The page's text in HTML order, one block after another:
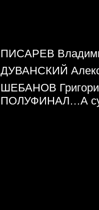
ПИСАРЕВ
ДУВАНСКИЙ
ШЕБАНОВ
ПОЛУФИНАЛ…А